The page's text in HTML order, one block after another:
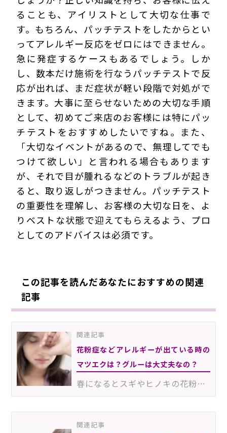
ることも、アイリストとして大切な仕事で
す。もちろん、パッチテストをしたからとい
ってアレルギー反応をゼロにはできません。
急に発症するケースもあるでしょう。しか
し、数本だけ施術を行なうパッチテストで反
応が出れば、まだ症状が軽い段階で対処がで
きます。大事に至らせないための大切な手順
として、初めてご来店のお客様には特にパッ
チテストをおすすめしたいですね。また、
「大切なイベントがあるので、無理してでも
つけて欲しい」と言われる場合もあります
が、それで目が腫れるなどのトラブルが起き
ると、取り返しがつきません。パッチテスト
の重要性を理解し、お客様の大切な日を、よ
りベストな状態で迎えてもらえるよう、プロ
としてのアドバイスは必須です。
この記事を読んだあなたにおすすめの関連
記事
関連記事
花粉症などアレルギーが出ている時の
マツエクは？グルーは大丈夫なの？
春になるとスギやヒノキの花粉、そして秋になるとブタクサの花粉に悩まされる人も多いのではないでしょう…
関連記事